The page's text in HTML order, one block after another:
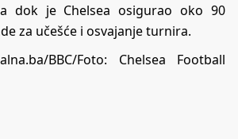
dok je Chelsea osigurao oko 90
za učešće i osvajanje turnira.
BBC/Foto: Chelsea Football